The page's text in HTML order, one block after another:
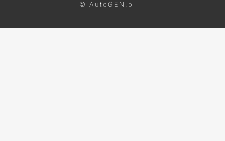
© AutoGEN.pl